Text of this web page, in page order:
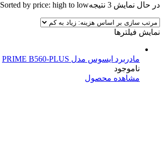
در حال نمایش 3 نتیجه Sorted by price: high to low
نمایش فیلترها
مادربرد ایسوس مدل PRIME B560-PLUS
ناموجود
مشاهده محصول